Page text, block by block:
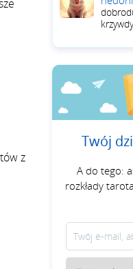
z
Twój
A do tego:
rozkłady